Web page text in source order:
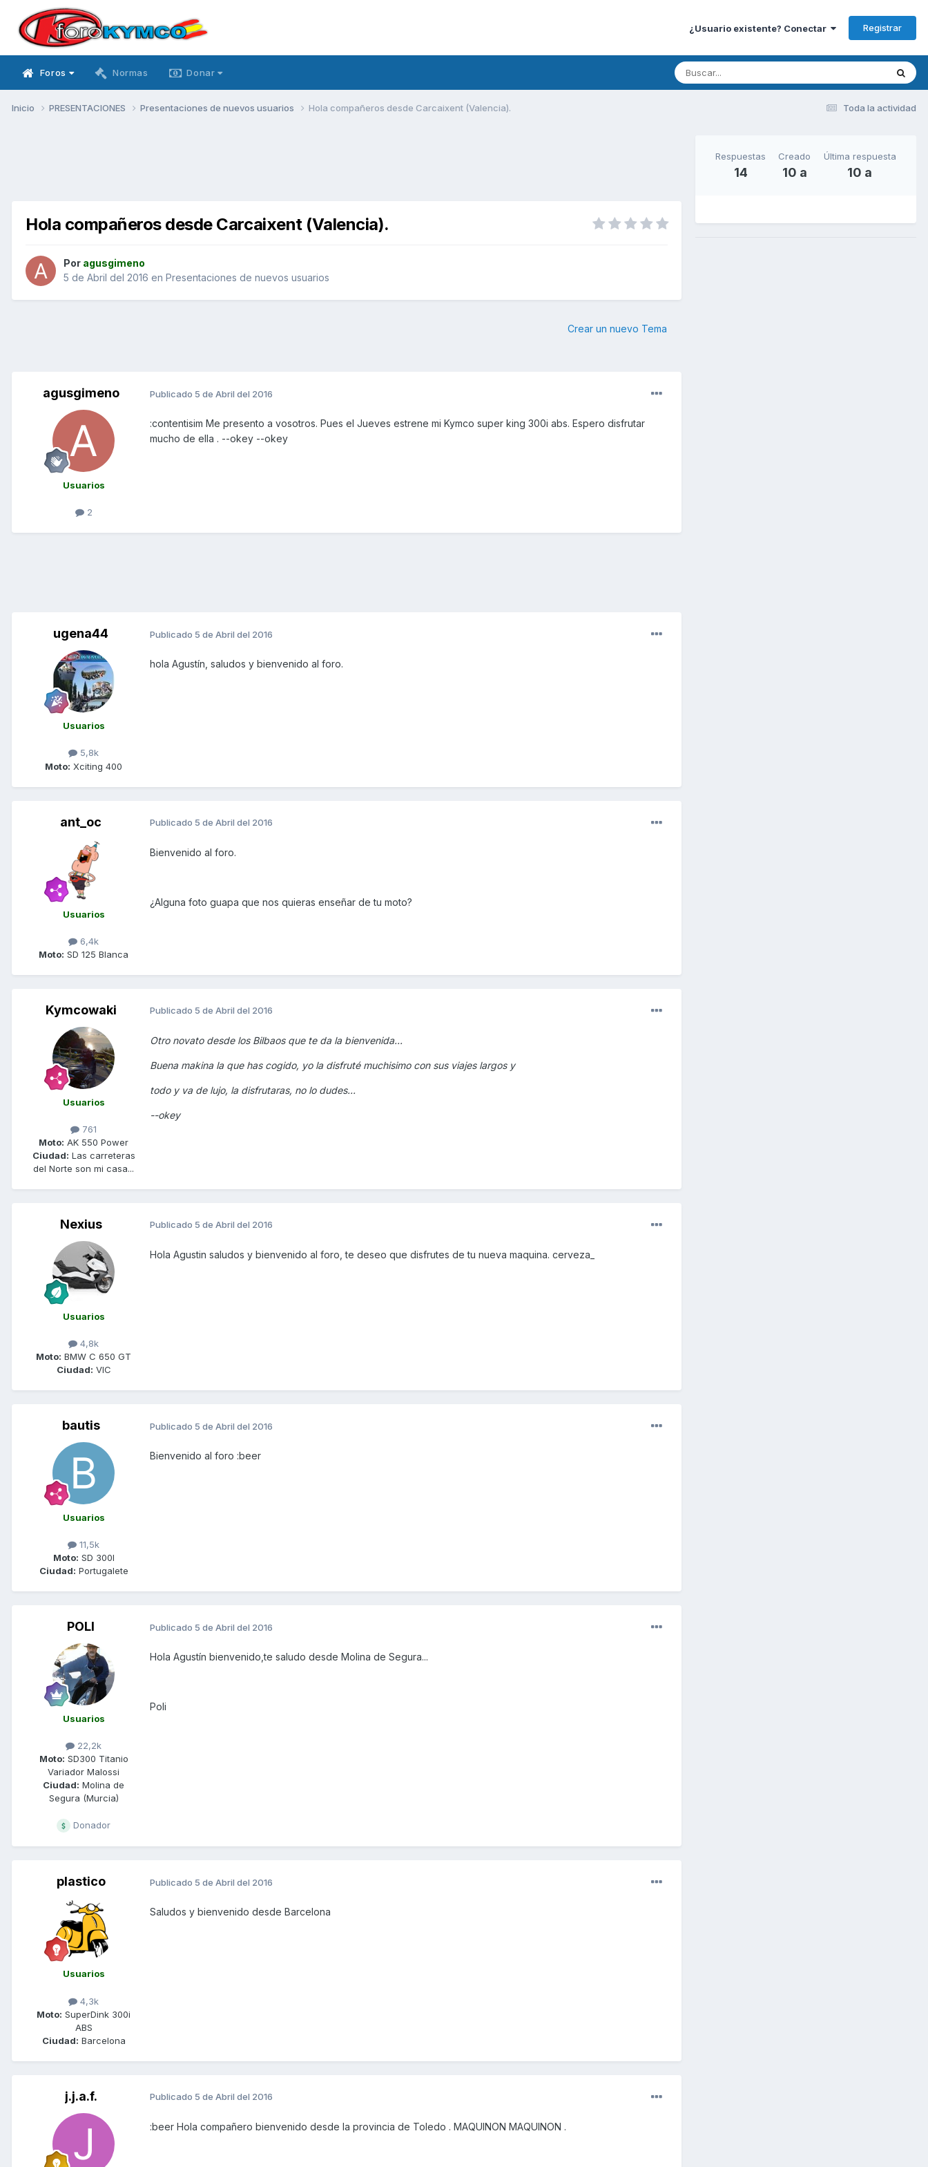
¿Usuario existente? Conectar Registrar
Foros Normas Donar
Toda la actividad
Inicio PRESENTACIONES Presentaciones de nuevos usuarios Hola compañeros desde Carcaixent (Valencia).
Hola compañeros desde Carcaixent (Valencia).
Por agusgimeno
5 de Abril del 2016 en Presentaciones de nuevos usuarios
Crear un nuevo Tema
agusgimeno
Usuarios
2
Publicado 5 de Abril del 2016
:contentisim Me presento a vosotros. Pues el Jueves estrene mi Kymco super king 300i abs. Espero disfrutar
mucho de ella . --okey --okey
ugena44
Usuarios
5,8k
Moto: Xciting 400
Publicado 5 de Abril del 2016
hola Agustín, saludos y bienvenido al foro.
ant_oc
Usuarios
6,4k
Moto: SD 125 Blanca
Publicado 5 de Abril del 2016
Bienvenido al foro.
¿Alguna foto guapa que nos quieras enseñar de tu moto?
Kymcowaki
Usuarios
761
Moto: AK 550 Power
Ciudad: Las carreteras
del Norte son mi casa...
Publicado 5 de Abril del 2016
Otro novato desde los Bilbaos que te da la bienvenida...
Buena makina la que has cogido, yo la disfruté muchisimo con sus viajes largos y
todo y va de lujo, la disfrutaras, no lo dudes...
--okey
Nexius
Usuarios
4,8k
Moto: BMW C 650 GT
Ciudad: VIC
Publicado 5 de Abril del 2016
Hola Agustin saludos y bienvenido al foro, te deseo que disfrutes de tu nueva maquina. cerveza_
bautis
Usuarios
11,5k
Moto: SD 300I
Ciudad: Portugalete
Publicado 5 de Abril del 2016
Bienvenido al foro :beer
POLI
Usuarios
22,2k
Moto: SD300 Titanio
Variador Malossi
Ciudad: Molina de
Segura (Murcia)
Donador
Publicado 5 de Abril del 2016
Hola Agustín bienvenido,te saludo desde Molina de Segura...
Poli
plastico
Usuarios
4,3k
Moto: SuperDink 300i
ABS
Ciudad: Barcelona
Publicado 5 de Abril del 2016
Saludos y bienvenido desde Barcelona
j.j.a.f. Publicado 5 de Abril del 2016
:beer Hola compañero bienvenido desde la provincia de Toledo . MAQUINON MAQUINON .
Respuestas
14
Creado
10 a
Última respuesta
10 a